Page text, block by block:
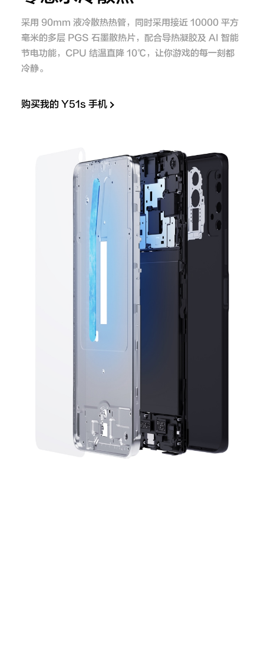
采用 90mm 液冷散热热管，同时采用接近 10000 平方
毫米的多层 PGS 石墨散热片，配合导热凝胶及 AI 智能
节电功能，CPU 结温直降 10℃，让你游戏的每一刻都
冷静。
购买我的 Y51s 手机